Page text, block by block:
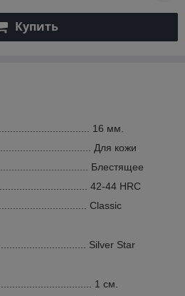
Купить
16 мм.
Для кожи
Блестящее
42-44 HRC
Classic
Silver Star
1 см.